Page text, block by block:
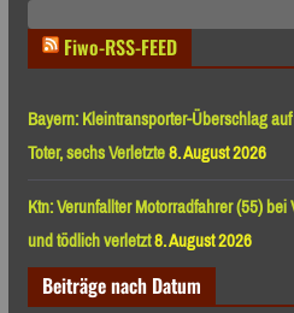
Fiwo-RSS-FEED
Bayern: Kleintransporter-Überschlag
Toter, sechs Verletzte8. August 2026
Ktn: Verunfallter Motorradfahrer (55)
und tödlich verletzt8. August 2026
Beiträge nach Datum